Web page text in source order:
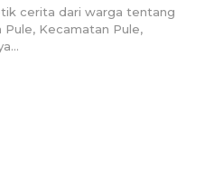
cerita dari warga tentang
Kecamatan Pule,